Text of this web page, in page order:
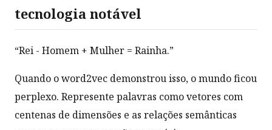
tecnologia notável
“Rei - Homem + Mulher = Rainha.”
Quando o word2vec demonstrou isso, o mundo ficou
perplexo. Represente palavras como vetores com
centenas de dimensões e as relações semânticas